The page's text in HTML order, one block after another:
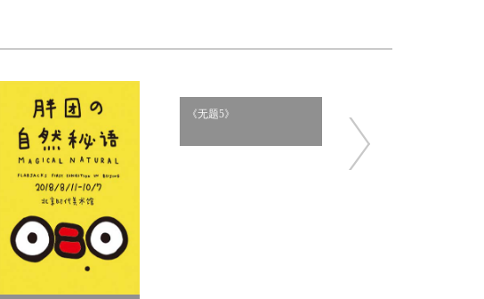
《无题5》